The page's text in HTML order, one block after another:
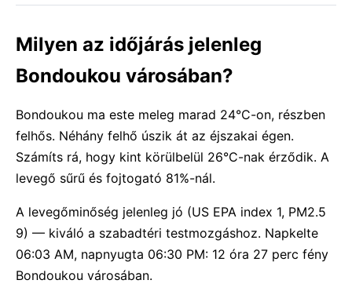
Milyen az időjárás jelenleg
Bondoukou városában?
Bondoukou ma este meleg marad 24°C-on, részben
felhős. Néhány felhő úszik át az éjszakai égen.
Számíts rá, hogy kint körülbelül 26°C-nak érződik. A
levegő sűrű és fojtogató 81%-nál.
A levegőminőség jelenleg jó (US EPA index 1, PM2.5
9) — kiváló a szabadtéri testmozgáshoz. Napkelte
06:03 AM, napnyugta 06:30 PM: 12 óra 27 perc fény
Bondoukou városában.